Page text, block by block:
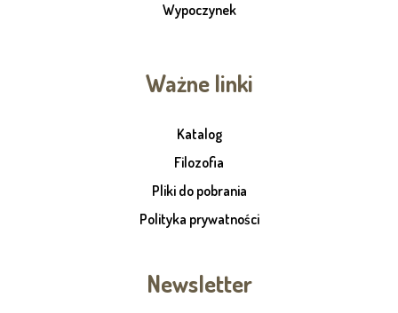
Wypoczynek
Ważne linki
Katalog
Filozofia
Pliki do pobrania
Polityka prywatności
Newsletter